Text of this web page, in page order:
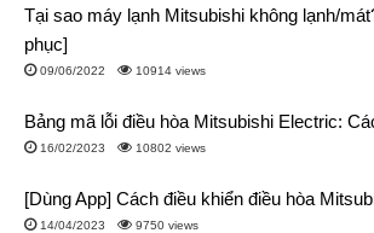
Tại sao máy lạnh Mitsubishi không lạnh/
phục]
09/06/2022 10914 views
Bảng mã lỗi điều hòa Mitsubishi Electric:
16/02/2023 10802 views
[Dùng App] Cách điều khiển điều hòa
14/04/2023 9750 views